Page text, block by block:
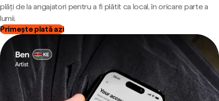
plăți de la angajatori pentru a fi plătit ca local, în oricare parte a
lumii.
Primește plată azi